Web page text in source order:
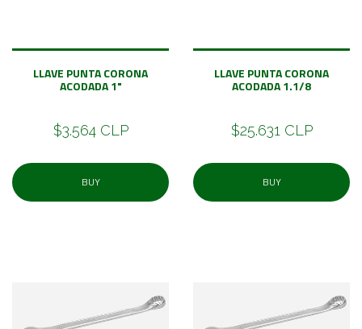
LLAVE PUNTA CORONA
ACODADA 1"
$3.564 CLP
BUY
LLAVE PUNTA CORONA
ACODADA 1.1/8
$25.631 CLP
BUY